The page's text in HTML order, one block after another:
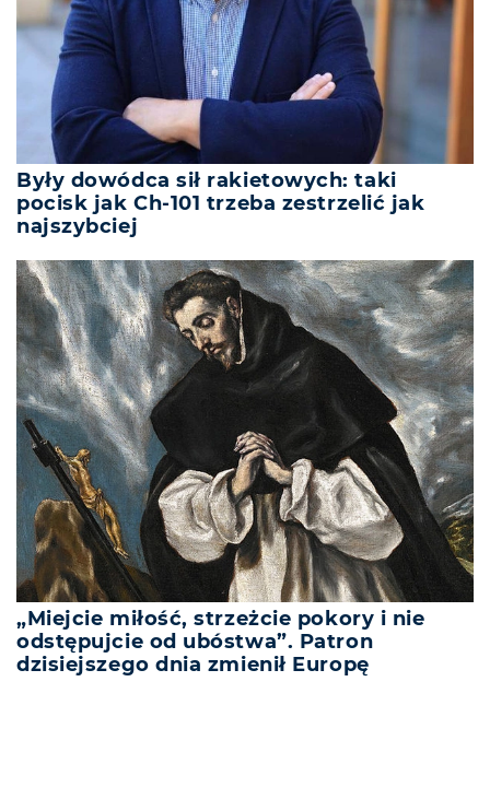
Były dowódca sił rakietowych: taki
pocisk jak Ch-101 trzeba zestrzelić jak
najszybciej
„Miejcie miłość, strzeżcie pokory i nie
odstępujcie od ubóstwa”. Patron
dzisiejszego dnia zmienił Europę